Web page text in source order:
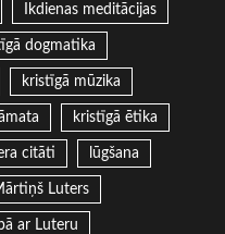
Ikdienas meditācijas
dogmatika
kristīgā mūzika
kristīgā ētika
citāti lūgšana
Luters
ar Luteru